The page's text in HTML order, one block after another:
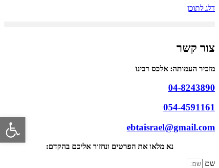
דלג לתוכן
צור קשר
מזכיר העמותה: אלכס רבינו
04-8243890
054-4591161
ebtaisrael@gmail.com
נא מלאו את הפרטים ונחזור אליכם בהקדם:
שם
פתח